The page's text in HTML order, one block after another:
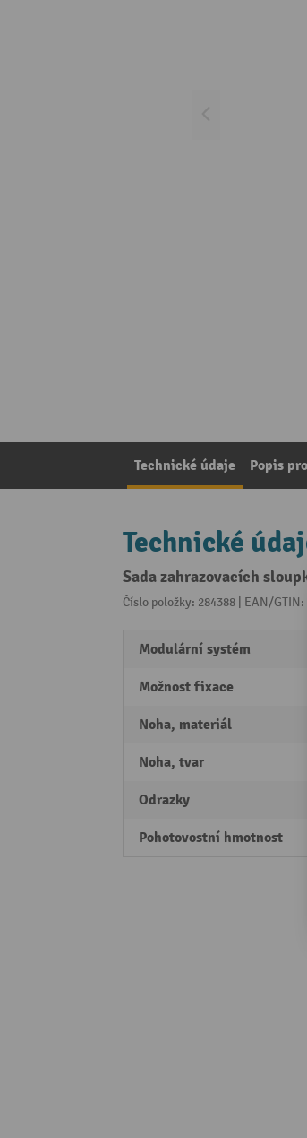
Technické údaje Popis
Technické
Sada zahrazovacích
Číslo položky: 284388 | EAN/GTIN:
Modulární systém
Možnost fixace
Noha, materiál
Noha, tvar
Odrazky
Pohotovostní hmotnost